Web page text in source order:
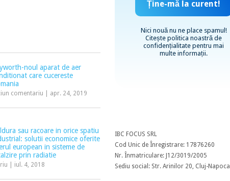
noul aparat de aer
care cucereste
comentariu apr. 24, 2019
sau racoare in orice spatiu
solutii economice oferite
european in sisteme de
prin radiatie
iul. 4, 2018
Nici nouă nu ne place spamul!
Citește politica noastră de
confidențialitate pentru mai
multe informații.
IBC FOCUS SRL
Cod Unic de Înregistrare: 17876260
Nr. Înmatriculare: J12/3019/2005
Sediu social: Str. Arinilor 20, Cluj-Napoca